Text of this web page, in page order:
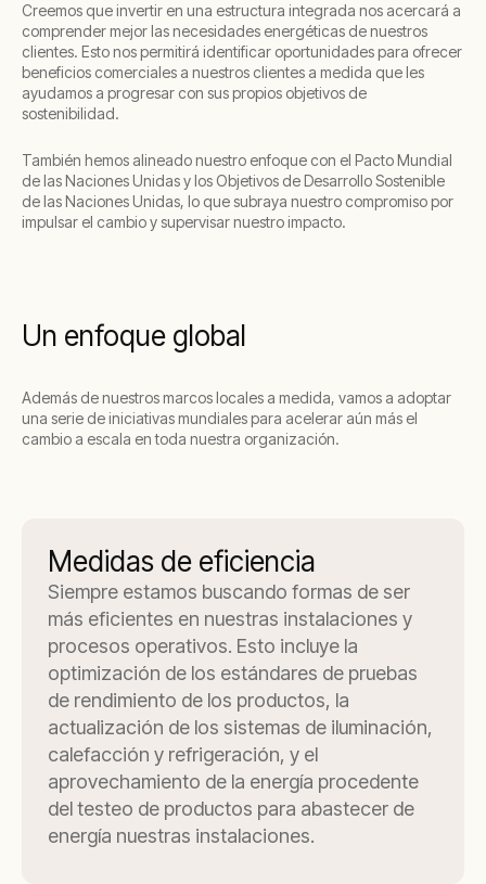
Creemos que invertir en una estructura integrada nos acercará a
comprender mejor las necesidades energéticas de nuestros
clientes. Esto nos permitirá identificar oportunidades para ofrecer
beneficios comerciales a nuestros clientes a medida que les
ayudamos a progresar con sus propios objetivos de
sostenibilidad.
También hemos alineado nuestro enfoque con el Pacto Mundial
de las Naciones Unidas y los Objetivos de Desarrollo Sostenible
de las Naciones Unidas, lo que subraya nuestro compromiso por
impulsar el cambio y supervisar nuestro impacto.
Un enfoque global
Además de nuestros marcos locales a medida, vamos a adoptar
una serie de iniciativas mundiales para acelerar aún más el
cambio a escala en toda nuestra organización.
Medidas de eficiencia
Siempre estamos buscando formas de ser
más eficientes en nuestras instalaciones y
procesos operativos. Esto incluye la
optimización de los estándares de pruebas
de rendimiento de los productos, la
actualización de los sistemas de iluminación,
calefacción y refrigeración, y el
aprovechamiento de la energía procedente
del testeo de productos para abastecer de
energía nuestras instalaciones.